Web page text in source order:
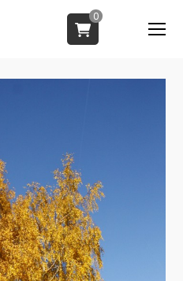
0